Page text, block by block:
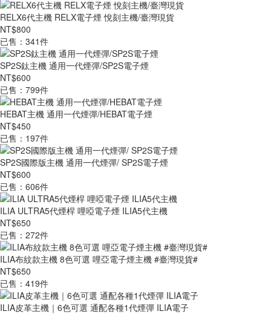
RELX6代主機 RELX電子煙 悅刻主機/臺灣現貨
NT$800
已售：341件
SP2S鈦主機 通用一代煙彈/SP2S電子煙
NT$600
已售：799件
HEBAT主機 通用一代煙彈/HEBAT電子煙
NT$450
已售：197件
SP2S國際版主機 通用一代煙彈/ SP2S電子煙
NT$600
已售：606件
ILIA ULTRA5代煙桿 哩啞電子煙 ILIA5代主機
NT$650
已售：272件
ILIA布紋款主機 8色可選 哩亞電子煙主機 #臺灣現貨#
NT$650
已售：419件
ILIA皮革主機｜6色可選 通配各種1代煙彈 ILIA電子